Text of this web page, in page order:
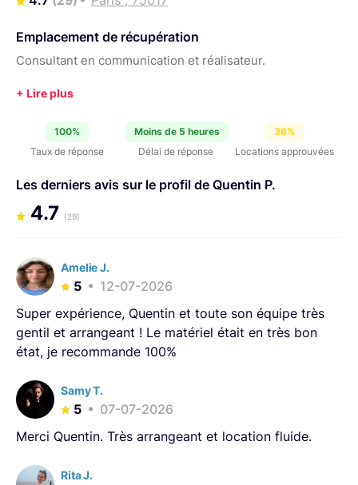
Emplacement de récupération
Consultant en communication et réalisateur.
100%
Taux de réponse
Moins de 5 heures
Délai de réponse
36%
Locations approuvées
Les derniers avis sur le profil de Quentin P.
4.7 (29)
Amelie J.
5
12-07-2026
Super expérience, Quentin et toute son équipe très
gentil et arrangeant ! Le matériel était en très bon
état, je recommande 100%
Samy T.
5
07-07-2026
Merci Quentin. Très arrangeant et location fluide.
Rita J.